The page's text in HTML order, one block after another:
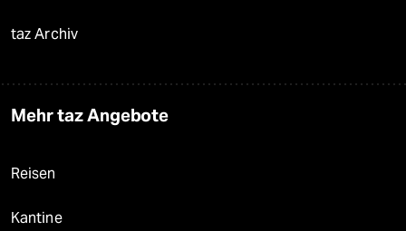
taz Archiv
Mehr taz Angebote
Reisen
Kantine